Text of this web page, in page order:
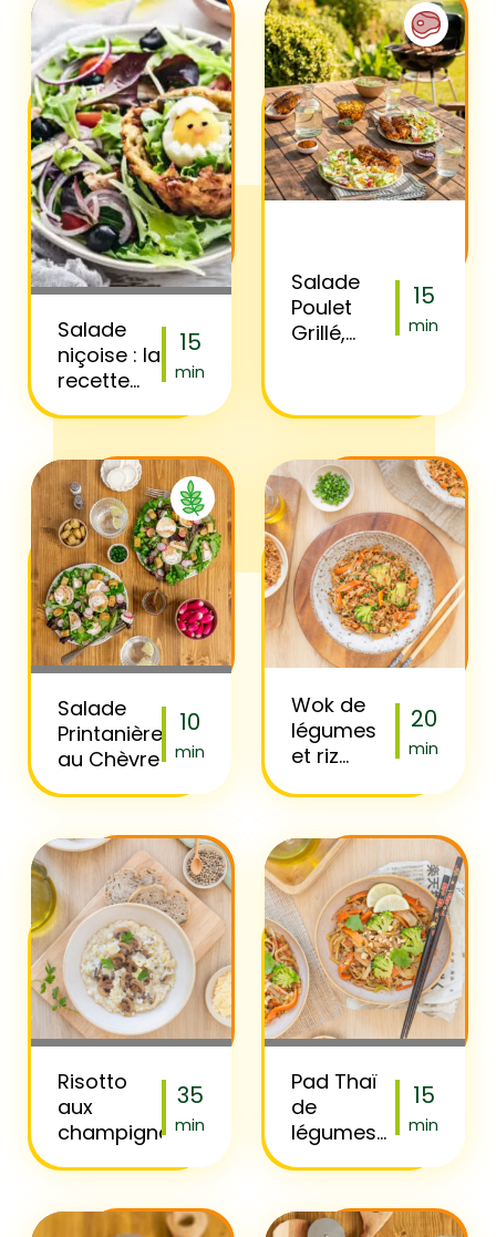
Salade
niçoise : la
recette
15
min
Salade
Poulet
Grillé,
BBQ
15
min
Salade
Printanière
au Chèvre
10
min
Wok de
légumes
et riz
20
min
Risotto
aux
champignons
35
min
Pad Thaï
de
légumes
15
min